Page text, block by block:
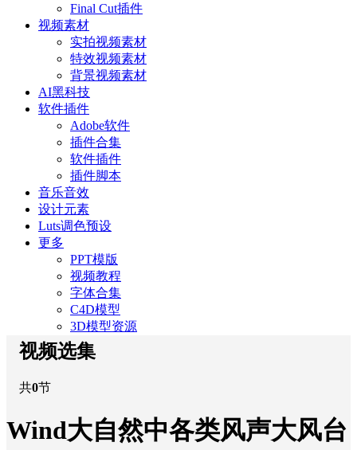
Final Cut插件
视频素材
实拍视频素材
特效视频素材
背景视频素材
AI黑科技
软件插件
Adobe软件
插件合集
软件插件
插件脚本
音乐音效
设计元素
Luts调色预设
更多
PPT模版
视频教程
字体合集
C4D模型
3D模型资源
视频选集
共0节
Wind大自然中各类风声大风台